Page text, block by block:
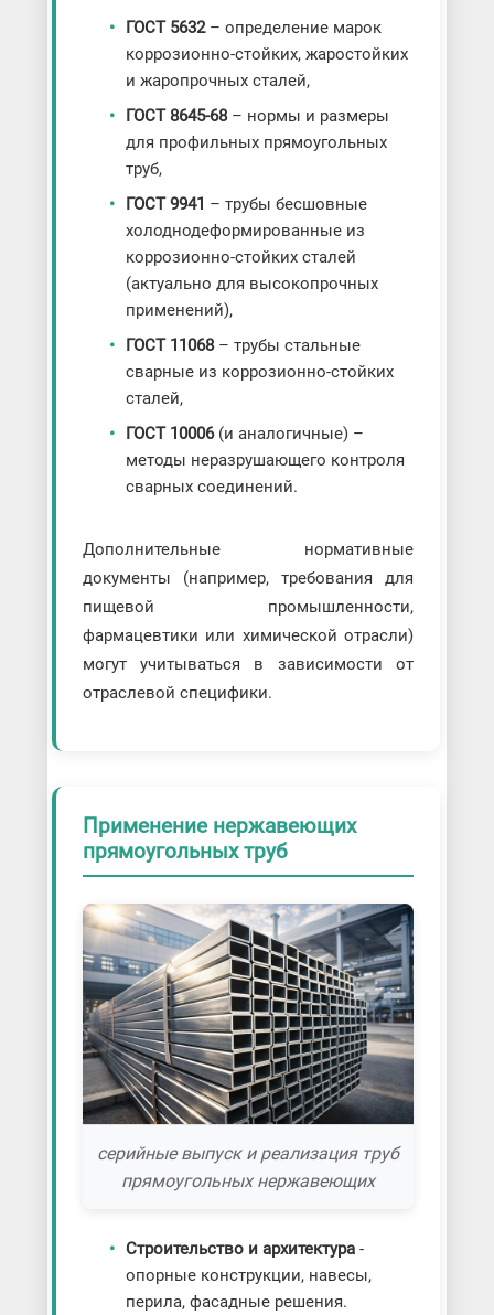
ГОСТ 5632– определение марок
коррозионно-стойких, жаростойких
и жаропрочных сталей,
ГОСТ 8645-68– нормы и размеры
для профильных прямоугольных
труб,
ГОСТ 9941 – трубы бесшовные
холоднодеформированные из
коррозионно-стойких сталей
(актуально для высокопрочных
применений),
ГОСТ 11068– трубы стальные
сварные из коррозионно-стойких
сталей,
ГОСТ 10006(и аналогичные) –
методы неразрушающего контроля
сварных соединений.
Дополнительные нормативные
документы (например, требования для
пищевой промышленности,
фармацевтики или химической отрасли)
могут учитываться в зависимости от
отраслевой специфики.
Применение нержавеющих
прямоугольных труб
серийные выпуск и реализация труб
прямоугольных нержавеющих
Строительство и архитектура-
опорные конструкции, навесы,
перила, фасадные решения.